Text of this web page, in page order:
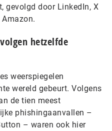
gevolgd door LinkedIn, X
hetzelfde
weerspiegelen
wereld gebeurt. Volgens
de tien meest
phishingaanvallen –
– waren ook hier